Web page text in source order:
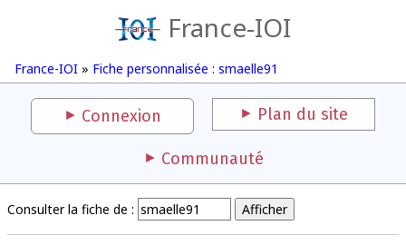
France-IOI
France-IOI » Fiche personnalisée : smaelle91
Connexion Plan du site
Communauté
Consulter la fiche de :